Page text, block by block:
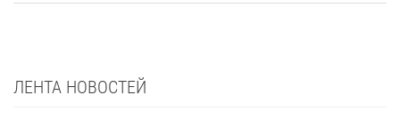
ЛЕНТА НОВОСТЕЙ